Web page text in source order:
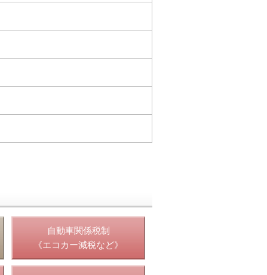
自動車関係税制
《エコカー減税など》